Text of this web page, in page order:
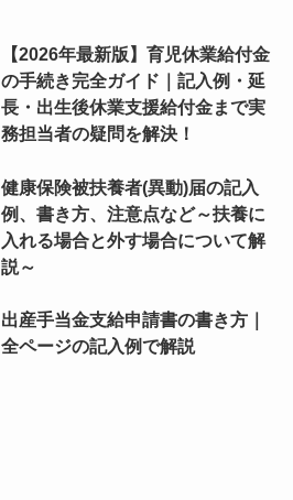
【2026年最新版】育児休業給付金
の手続き完全ガイド｜記入例・延
長・出生後休業支援給付金まで実
務担当者の疑問を解決！
健康保険被扶養者(異動)届の記入
例、書き方、注意点など～扶養に
入れる場合と外す場合について解
説～
出産手当金支給申請書の書き方｜
全ページの記入例で解説